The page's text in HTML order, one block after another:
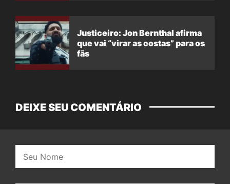
Justiceiro: Jon Bernthal afirma
que vai “virar as costas” para os
fãs
DEIXE SEU COMENTÁRIO